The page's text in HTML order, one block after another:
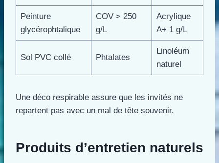
Peinture
glycérophtalique
COV > 250
g/L
Acrylique
A+ 1 g/L
Sol PVC collé Phtalates
Linoléum
naturel
Une déco respirable assure que les invités ne
repartent pas avec un mal de tête souvenir.
Produits d’entretien naturels